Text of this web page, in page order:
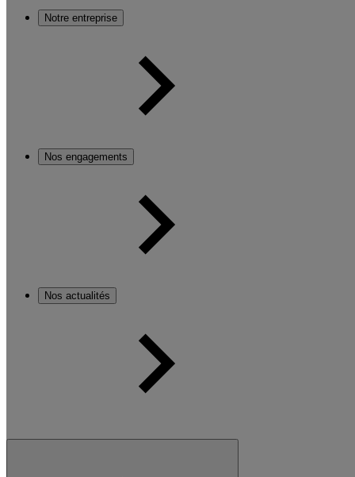
Notre entreprise
Nos engagements
Nos actualités